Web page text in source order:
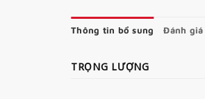
Thông tin bổ sung Đánh
TRỌNG LƯỢNG